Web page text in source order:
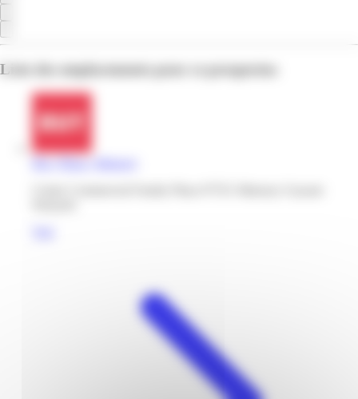
Liste des emplacements pour ce prospectus
But | Plaza | Matoury